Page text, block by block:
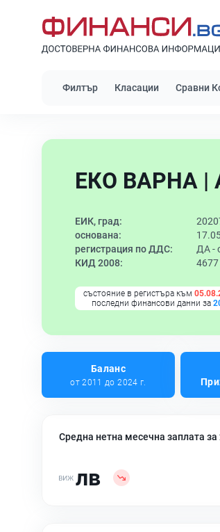
Филтър Класации Сравни
ЕКО ВАРНА |
ЕИК, град:
основана:
регистрация по ДДС:
ДА -
КИД 2008:
4677
състояние в регистъра към
последни финансови данни за
Баланс
от 2011 до 2024 г.
Средна нетна месечна заплата за
лв